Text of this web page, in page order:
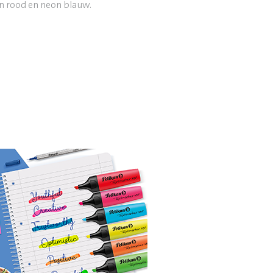
rood en neon blauw.